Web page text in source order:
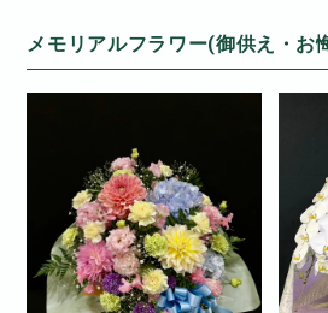
メモリアルフラワー(御供え・お